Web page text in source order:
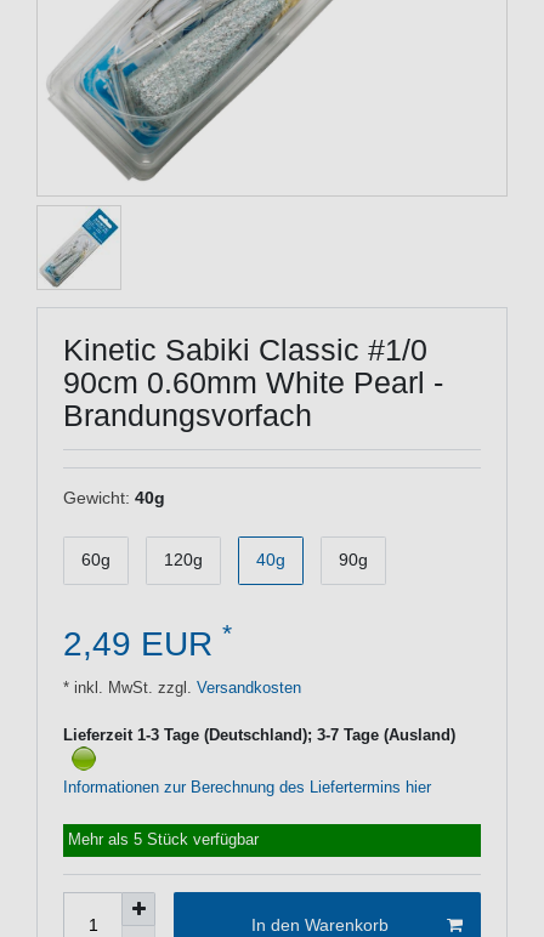
Kinetic Sabiki Classic #1/0
90cm 0.60mm White Pearl -
Brandungsvorfach
Gewicht: 40g
60g 120g 40g 90g
2,49 EUR *
* inkl. MwSt. zzgl. Versandkosten
Lieferzeit 1-3 Tage (Deutschland); 3-7 Tage (Ausland)
Informationen zur Berechnung des Liefertermins hier
Mehr als 5 Stück verfügbar
In den Warenkorb